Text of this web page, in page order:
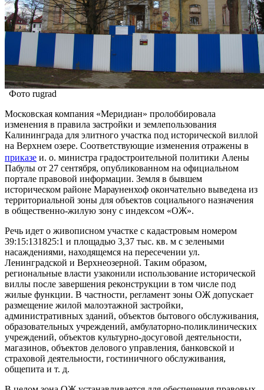
Фото rugrad
Московская компания «Меридиан» пролоббировала
изменения в правила застройки и землепользования
Калининграда для элитного участка под исторической виллой
на Верхнем озере. Соответствующие изменения отражены в
приказе и. о. министра градостроительной политики Алены
Пабулы от 27 сентября, опубликованном на официальном
портале правовой информации. Земля в бывшем
историческом районе Марауненхоф окончательно выведена из
территориальной зоны для объектов социального назначения
в общественно-жилую зону с индексом «ОЖ».
Речь идет о живописном участке с кадастровым номером
39:15:131825:1 и площадью 3,37 тыс. кв. м с зелеными
насаждениями, находящемся на пересечении ул.
Ленинградской и Верхнеозерной. Таким образом,
региональные власти узаконили использование исторической
виллы после завершения реконструкции в том числе под
жилые функции. В частности, регламент зоны ОЖ допускает
размещение жилой малоэтажной застройки,
административных зданий, объектов бытового обслуживания,
образовательных учреждений, амбулаторно-поликлинических
учреждений, объектов культурно-досуговой деятельности,
магазинов, объектов делового управления, банковской и
страховой деятельности, гостиничного обслуживания,
общепита и т. д.